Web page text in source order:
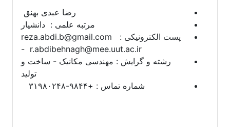
رضا عبدی بهنق
مرتبه علمی : دانشیار
پست الکترونیکی : reza.abdi.b@gmail.com
- r.abdibehnagh@mee.uut.ac.ir
رشته و گرایش : مهندسی مکانیک - ساخت و
تولید
شماره تماس : +۹۸۴۴-۳۱۹۸۰۲۴۸